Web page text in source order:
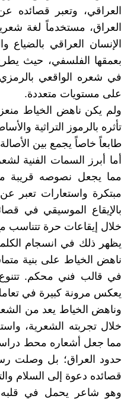
العراقي، وتعبر قصائده
العراق، مستخدماً لغة
الإنسان العراقي
بعمقها الفلسفي، حيث
في شعره الواقعي
على مستويات متعددة.
ولم يكن ناهض الخياط
تأثره بالرموز التراثية
طابعاً خاصاً يجمع بين
أما أبرز السمات الفنية
مما يجعل نصوصه قريبة
مبتكرة واستعارات تعبر
بالإيقاع الموسيقي في
خلال إيقاعات حرة تتناسب
يظهر ذلك في انسجام
ناهض الخياط على بنية
في قالب فني محكم. تتنوع
يعكس مرونة كبيرة في
وناهض الخياط يعد من
خلال تجربته الشعرية،
مما جعل أشعاره محط
حدود العراق؛ بل وصلت
قصائده دعوة إلى السلام
وهو شاعر يحمل في قلبه